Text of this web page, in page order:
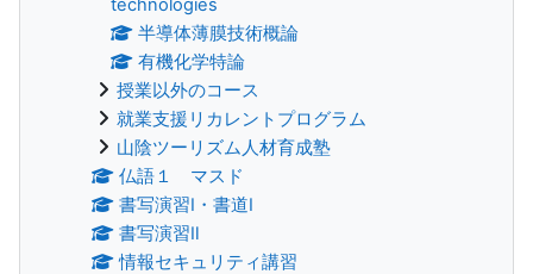
technologies
半導体薄膜技術概論
有機化学特論
授業以外のコース
就業支援リカレントプログラム
山陰ツーリズム人材育成塾
仏語１ マスド
書写演習Ⅰ・書道Ⅰ
書写演習Ⅱ
情報セキュリティ講習